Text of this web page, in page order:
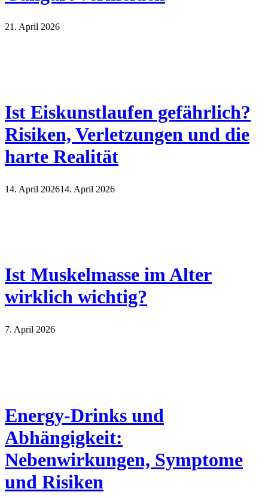
21. April 2026
Ist Eiskunstlaufen gefährlich?
Risiken, Verletzungen und die
harte Realität
14. April 202614. April 2026
Ist Muskelmasse im Alter
wirklich wichtig?
7. April 2026
Energy-Drinks und
Abhängigkeit:
Nebenwirkungen, Symptome
und Risiken